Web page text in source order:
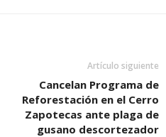
Artículo siguiente
Cancelan Programa de
Reforestación en el Cerro
Zapotecas ante plaga de
gusano descortezador